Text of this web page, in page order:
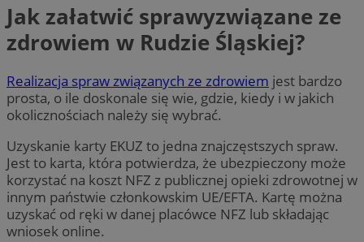
Jak załatwić sprawyzwiązane ze
zdrowiem w Rudzie Śląskiej?
Realizacja spraw związanych ze zdrowiem jest bardzo
prosta, o ile doskonale się wie, gdzie, kiedy i w jakich
okolicznościach należy się wybrać.
Uzyskanie karty EKUZ to jedna znajczęstszych spraw.
Jest to karta, która potwierdza, że ubezpieczony może
korzystać na koszt NFZ z publicznej opieki zdrowotnej w
innym państwie członkowskim UE/EFTA. Kartę można
uzyskać od ręki w danej placówce NFZ lub składając
wniosek online.